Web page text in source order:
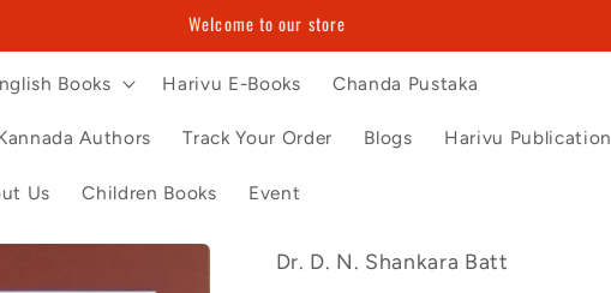
Welcome to our store
Books Harivu E-Books Chanda Pustaka
Authors Track Your Order Blogs Harivu Publication
Us Children Books Event
Dr. D. N. Shankara Batt